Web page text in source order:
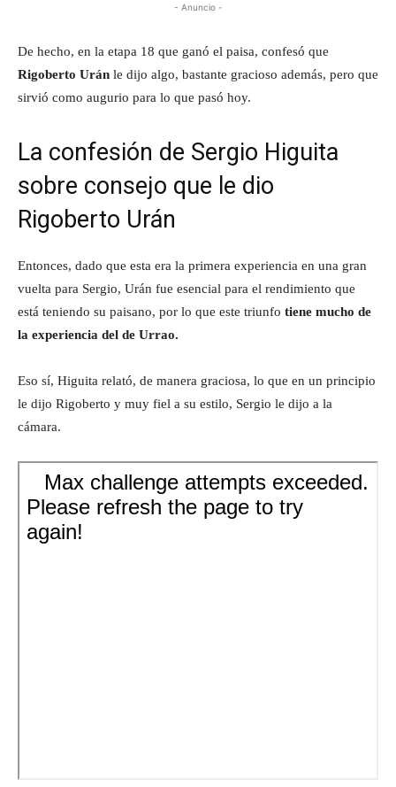
- Anuncio -
De hecho, en la etapa 18 que ganó el paisa, confesó que
Rigoberto Urán le dijo algo, bastante gracioso además, pero que
sirvió como augurio para lo que pasó hoy.
La confesión de Sergio Higuita
sobre consejo que le dio
Rigoberto Urán
Entonces, dado que esta era la primera experiencia en una gran
vuelta para Sergio, Urán fue esencial para el rendimiento que
está teniendo su paisano, por lo que este triunfo tiene mucho de
la experiencia del de Urrao.
Eso sí, Higuita relató, de manera graciosa, lo que en un principio
le dijo Rigoberto y muy fiel a su estilo, Sergio le dijo a la
cámara.